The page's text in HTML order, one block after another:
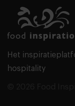
Het
hospitality